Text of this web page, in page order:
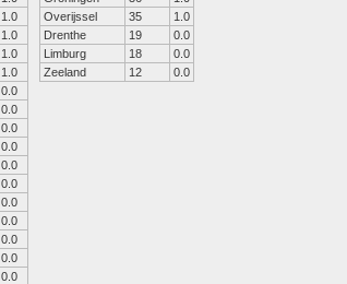
1.0
1.0
1.0
1.0
0.0
0.0
0.0
0.0
0.0
0.0
0.0
0.0
0.0
0.0
0.0
Overijssel
35
1.0
Drenthe
19
0.0
Limburg
18
0.0
Zeeland
12 0.0